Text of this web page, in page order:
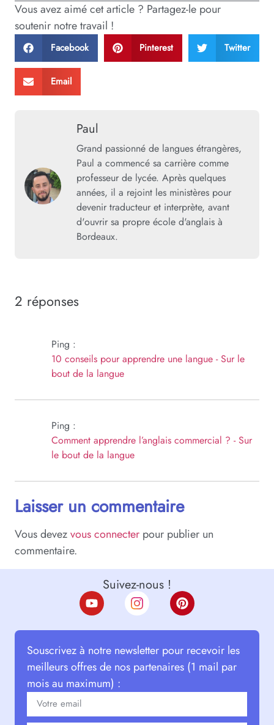
Vous avez aimé cet article ? Partagez-le pour
soutenir notre travail !
Facebook Pinterest Twitter
Email
Paul
Grand passionné de langues étrangères,
Paul a commencé sa carrière comme
professeur de lycée. Après quelques
années, il a rejoint les ministères pour
devenir traducteur et interprète, avant
d'ouvrir sa propre école d'anglais à
Bordeaux.
2 réponses
Ping :
10 conseils pour apprendre une langue - Sur le
bout de la langue
Ping :
Comment apprendre l’anglais commercial ? - Sur
le bout de la langue
Laisser un commentaire
Vous devezvous connecter pour publier un
commentaire.
Suivez-nous !
Souscrivez à notre newsletter pour recevoir les
meilleurs offres de nos partenaires (1 mail par
mois au maximum) :